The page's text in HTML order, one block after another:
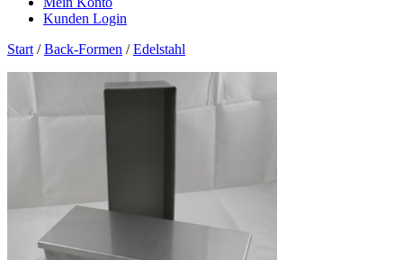
Kunden Login
Start /Back-Formen /Edelstahl